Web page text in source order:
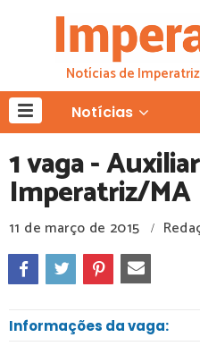
Notícias de
Notícias
1 vaga -
Imperatriz/MA
11 de março de 2015 /
Informações da vaga: